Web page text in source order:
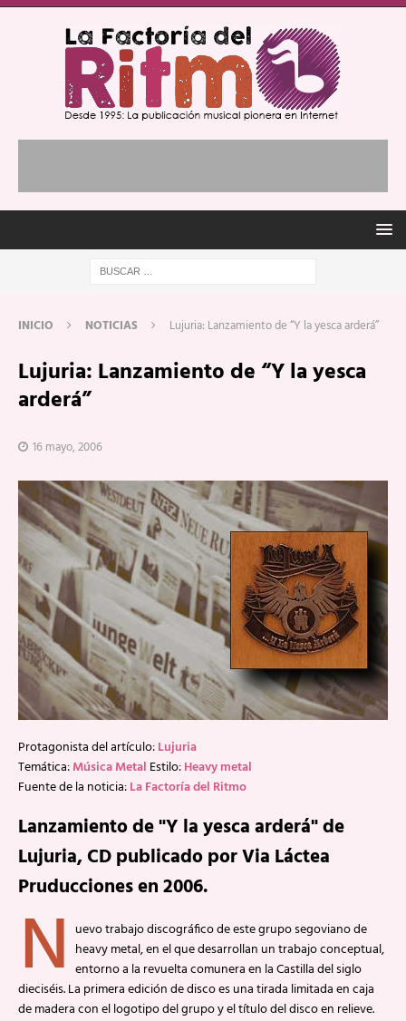
INICIO NOTICIAS Lujuria: Lanzamiento de “Y la yesca arderá”
Lujuria: Lanzamiento de “Y la yesca
arderá”
16 mayo, 2006
Protagonista del artículo:Lujuria
Temática:Música Metal Estilo:Heavy metal
Fuente de la noticia:La Factoría del Ritmo
Lanzamiento de "Y la yesca arderá" de
Lujuria, CD publicado por Via Láctea
Pruducciones en 2006.
N uevo trabajo discográfico de este grupo segoviano de
heavy metal, en el que desarrollan un trabajo conceptual,
entorno a la revuelta comunera en la Castilla del siglo
dieciséis. La primera edición de disco es una tirada limitada en caja
de madera con el logotipo del grupo y el título del disco en relieve.